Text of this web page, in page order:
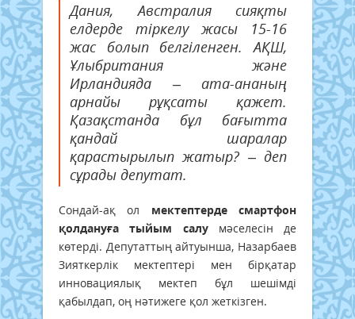
Дания, Австралия сияқты
елдерде тіркелу жасы 15-16
жас болып белгіленген. АҚШ,
Ұлыбритания және
Ирландияда – ата-ананың
арнайы рұқсаты қажет.
Қазақстанда бұл бағытта
қандай шаралар
қарастырылып жатыр? – деп
сұрады депутат.
Сондай-ақ ол мектептерде смартфон
қолдануға тыйым салумәселесін де
көтерді. Депутаттың айтуынша, Назарбаев
Зияткерлік мектептері мен бірқатар
инновациялық мектеп бұл шешімді
қабылдап, оң нәтижеге қол жеткізген.